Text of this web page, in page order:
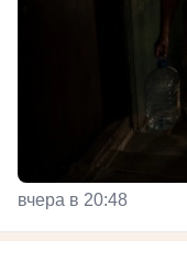
вчера в 20:48